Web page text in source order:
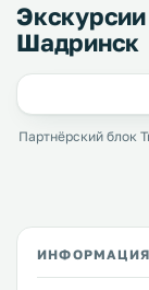
Шадринск
Партнёрский блок
ИНФОРМАЦИЯ